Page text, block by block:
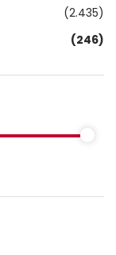
(2.435)
(246)